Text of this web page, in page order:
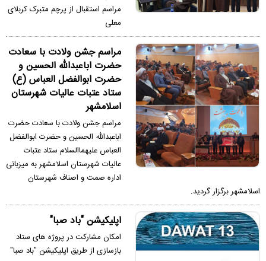
مراسم استقبال از پرچم متبرک کربلای
معلی
مراسم جشن ولادت با سعادت
حضرت اباعبدالله الحسین و
حضرت ابوالفضل العباس (ع)
ستاد عتبات عالیات شهرستان
اسلامشهر
مراسم جشن ولادت با سعادت حضرت
اباعبدالله الحسین و حضرت ابوالفضل
العباس علیهماالسلام ستاد عتبات
عالیات شهرستان اسلامشهر به میزبانی
اداره صمت و اصناف شهرستان
اسلامشهر برگزار گردید.
اپلیکیشن "باد صبا"
امکان مشارکت در پروژه های ستاد
بازسازی از طریق اپلیکیشن "باد صبا"